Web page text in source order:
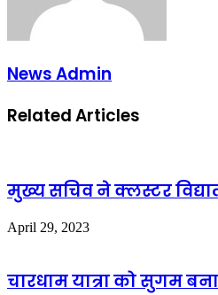
News Admin
Related Articles
मुख्य सचिव ने क्लस्टर
April 29, 2023
चारधाम यात्रा को सुगम